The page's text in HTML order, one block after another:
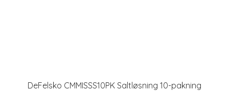
DeFelsko CMMISSS10PK Saltløsning 10-pakning